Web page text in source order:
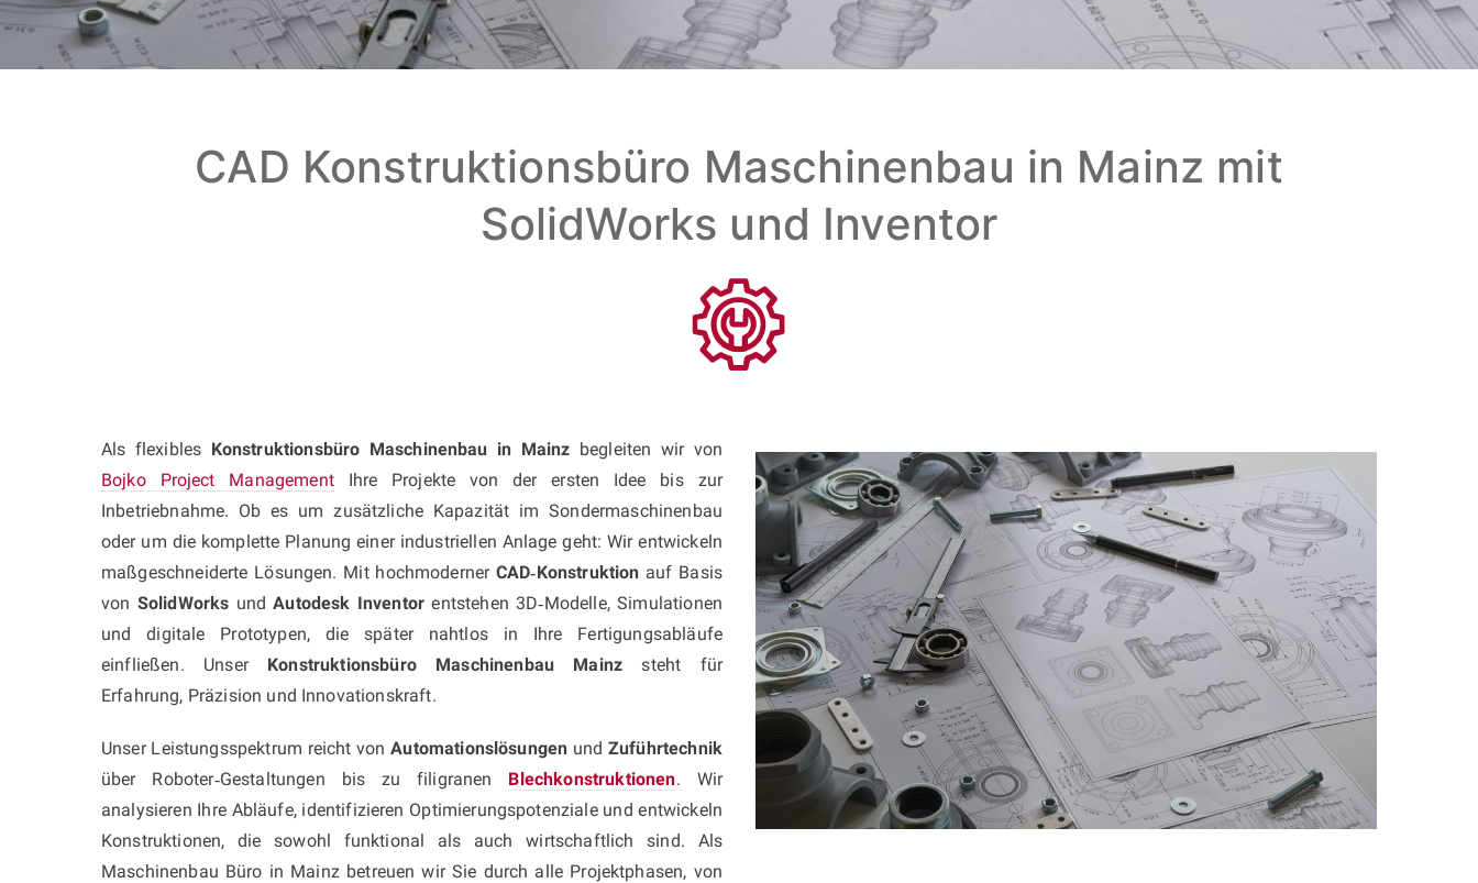
CAD Konstruktionsbüro Maschinenbau in Mainz mit
SolidWorks und Inventor
Als flexibles Konstruktionsbüro Maschinenbau in Mainz begleiten wir von
Bojko Project ManagementIhre Projekte von der ersten Idee bis zur
Inbetriebnahme. Ob es um zusätzliche Kapazität im Sondermaschinenbau
oder um die komplette Planung einer industriellen Anlage geht: Wir entwickeln
maßgeschneiderte Lösungen. Mit hochmoderner CAD‑Konstruktion auf Basis
von SolidWorks undAutodesk Inventor entstehen 3D‑Modelle, Simulationen
und digitale Prototypen, die später nahtlos in Ihre Fertigungsabläufe
einfließen. Unser Konstruktionsbüro Maschinenbau Mainz steht für
Erfahrung, Präzision und Innovationskraft.
Unser Leistungsspektrum reicht vonAutomationslösungen und Zuführtechnik
über Roboter‑Gestaltungen bis zu filigranen Blechkonstruktionen. Wir
analysieren Ihre Abläufe, identifizieren Optimierungspotenziale und entwickeln
Konstruktionen, die sowohl funktional als auch wirtschaftlich sind. Als
Maschinenbau Büro in Mainz betreuen wir Sie durch alle Projektphasen, von